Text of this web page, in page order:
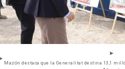
Mazón destaca que la Generalitat destina 13,1